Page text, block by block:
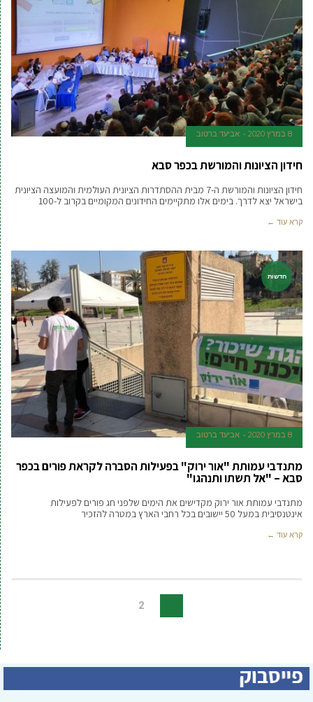
8 במרץ 2020 אביעד ברטוב
חידון הציונות והמורשת בכפר סבא
חידון הציונות והמורשת ה-7 מבית ההסתדרות הציונית העולמית והמועצה הציונית
בישראל יצא לדרך. בימים אלו מתקיימים החידונים המקומיים בקרוב ל-100
קרא עוד ←
חדשות
8 במרץ 2020 אביעד ברטוב
מתנדבי עמותת "אור ירוק" בפעילות הסברה לקראת פורים בכפר
סבא – "אל תשתו ותנהגו"
מתנדבי עמותת אור ירוק מקדישים את הימים שלפני חג פורים לפעילות
אינטנסיבית במעל 50 יישובים בכל רחבי הארץ במטרה להזכיר
קרא עוד ←
2